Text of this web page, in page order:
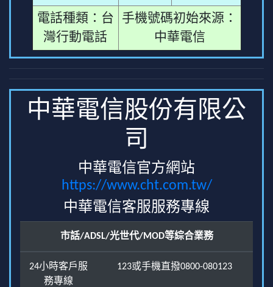
電話種類：台
灣行動電話
手機號碼初始來源：
中華電信
中華電信股份有限公
司
中華電信官方網站
https://www.cht.com.tw/
中華電信客服服務專線
市話/ADSL/光世代/MOD等綜合業務
24小時客戶服
務專線
123或手機直撥0800-080123